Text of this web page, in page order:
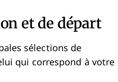
et de départ
sélections de
qui correspond à votre